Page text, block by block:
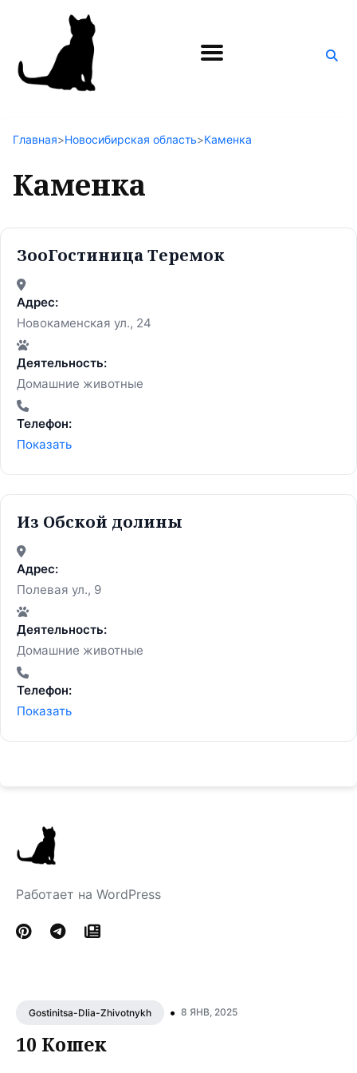
Поиск
Главная>Новосибирская область>Каменка
Каменка
ЗооГостиница Теремок
Адрес:
Новокаменская ул., 24
Деятельность:
Домашние животные
Телефон:
Показать
Из Обской долины
Адрес:
Полевая ул., 9
Деятельность:
Домашние животные
Телефон:
Показать
Работает на WordPress
Gostinitsa-Dlia-Zhivotnykh • 8 ЯНВ, 2025
10 Кошек